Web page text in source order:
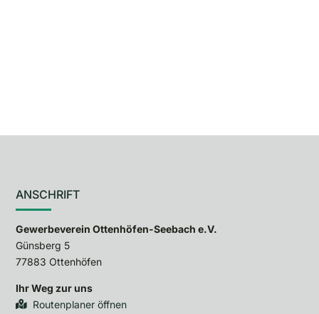
ANSCHRIFT
Gewerbeverein Ottenhöfen-Seebach e.V.
Günsberg 5
77883 Ottenhöfen
Ihr Weg zur uns
Routenplaner öffnen